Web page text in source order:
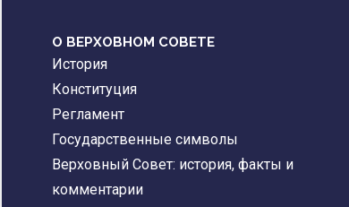
О ВЕРХОВНОМ СОВЕТЕ
История
Конституция
Регламент
Государственные символы
Верховный Совет: история, факты и
комментарии